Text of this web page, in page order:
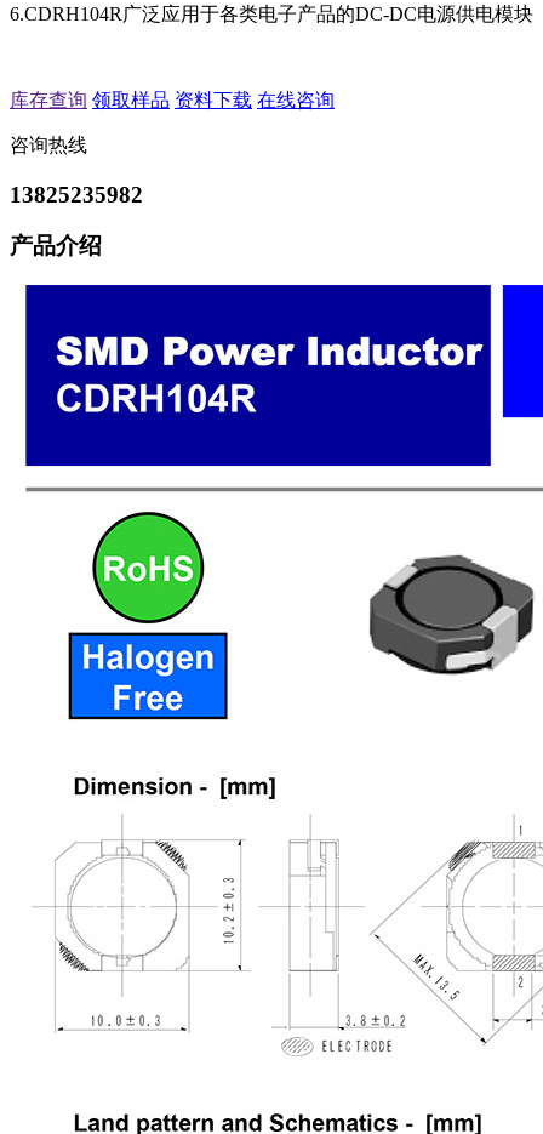
6.CDRH104R广泛应用于各类电子产品的DC-DC电源供电模块
库存查询 领取样品 资料下载 在线咨询
咨询热线
13825235982
产品介绍